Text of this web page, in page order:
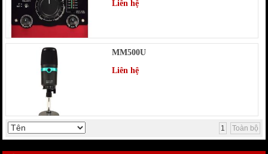
Liên hệ
MM500U
Liên hệ
1 Toàn bộ